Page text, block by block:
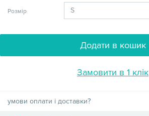
Розмір
Додати в кошик
Замовити в 1 клік
умови оплати і доставки?